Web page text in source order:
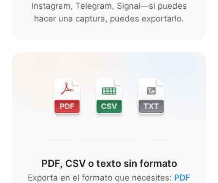
Instagram, Telegram, Signal—si puedes
hacer una captura, puedes exportarlo.
PDF, CSV o texto sin formato
Exporta en el formato que necesites: PDF